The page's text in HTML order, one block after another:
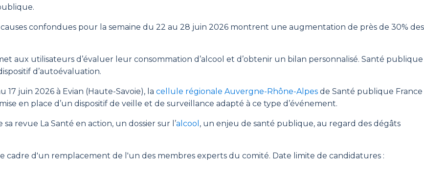
confondues pour la semaine du 22 au 28 juin 2026 montrent une augmentation de près de 30% des
aux utilisateurs d’évaluer leur consommation d’alcool et d’obtenir un bilan personnalisé. Santé publique
d’autoévaluation.
juin 2026 à Evian (Haute-Savoie), la cellule régionale Auvergne-Rhône-Alpes de Santé publique France
en place d’un dispositif de veille et de surveillance adapté à ce type d’événement.
revue La Santé en action, un dossier sur l’alcool , un enjeu de santé publique, au regard des dégâts
cadre d'un remplacement de l'un des membres experts du comité. Date limite de candidatures :